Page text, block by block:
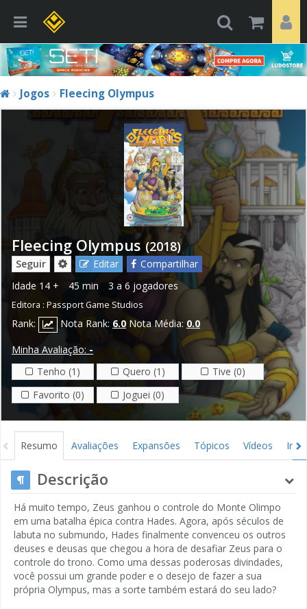
Jogos Fleecing Olympus
Fleecing Olympus (2018)
Seguir Editar
Compartilhar
Idade 14 + 45 min 3 a 6 jogadores
Editora : Passport Game Studios
Rank: Nota Rank: 6.0 Nota Média: 0.0
Minha Avaliação: -
Tenho (1)
Quero (1)
Tive (0)
Favorito (0)
Joguei (0)
Resumo Avaliações Expansões Tópicos Vídeos
Descrição
Há muito tempo, Zeus ganhou o controle do Monte Olimpo
em uma batalha épica contra Hades. Agora, após séculos de
labuta no submundo, Hades finalmente convenceu os outros
deuses e deusas que chegou a hora de desafiar Zeus para o
controle do trono. Como uma dessas poderosas divindades,
você possui um grande poder e o desejo de fazer a sua
própria Olympus, mas a sorte também estará do seu lado?